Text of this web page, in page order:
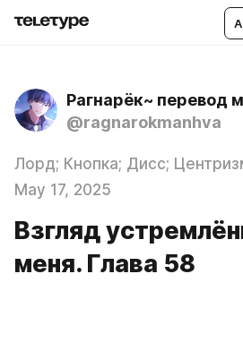
Рагнарёк~ перевод
@ragnarokmanhva
Лорд; Кнопка; Дисс;
May 17, 2025
Взгляд
меня. Глава 58